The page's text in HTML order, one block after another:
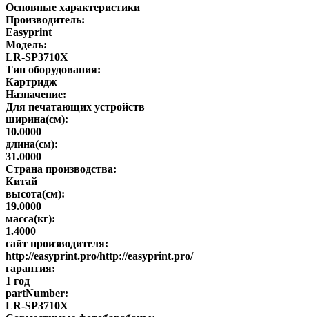
Основные характеристики
Производитель:
Easyprint
Модель:
LR-SP3710X
Тип оборудования:
Картридж
Назначение:
Для печатающих устройств
ширина(см):
10.0000
длина(см):
31.0000
Страна производства:
Китай
высота(см):
19.0000
масса(кг):
1.4000
сайт производителя:
http://easyprint.pro/http://easyprint.pro/
гарантия:
1 год
partNumber:
LR-SP3710X